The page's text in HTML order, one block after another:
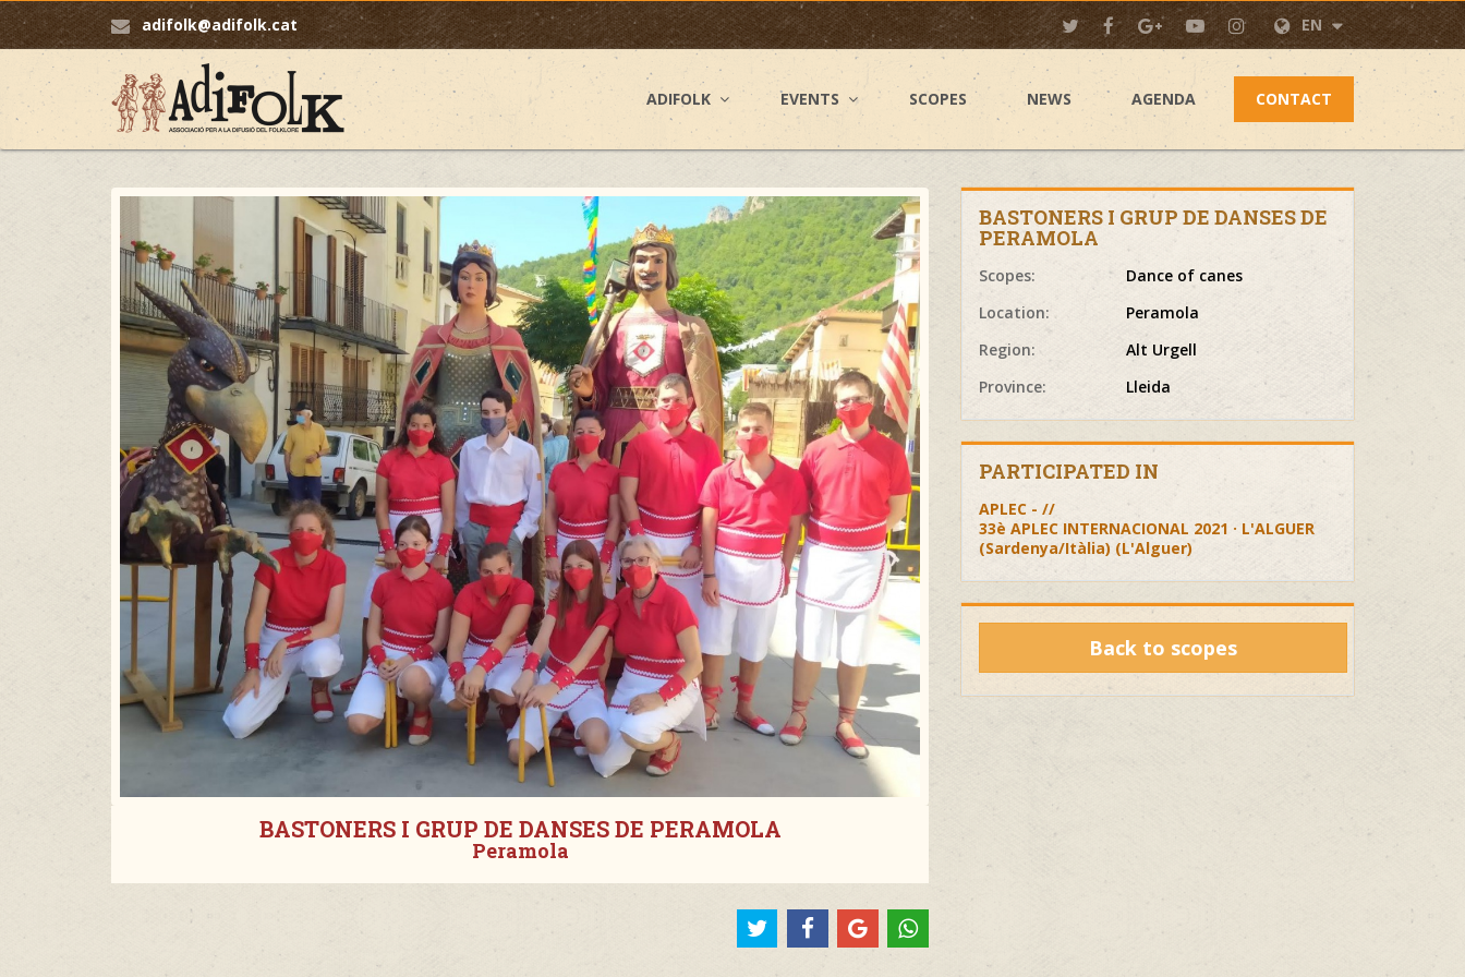
adifolk@adifolk.cat EN
ADIFOLK EVENTS SCOPES NEWS AGENDA CONTACT
BASTONERS I GRUP DE DANSES DE PERAMOLA
Peramola
BASTONERS I GRUP DE DANSES DE
PERAMOLA
Scopes:
Dance of canes
Location:
Peramola
Region:
Alt Urgell
Province:
Lleida
PARTICIPATED IN
APLEC - //
33è APLEC INTERNACIONAL 2021 · L'ALGUER
(Sardenya/Itàlia) (L'Alguer)
Back to scopes